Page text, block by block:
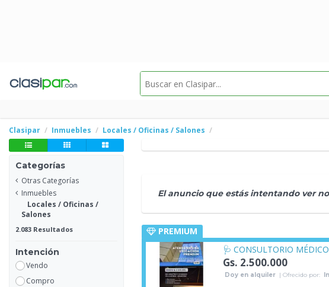
Clasipar Inmuebles Locales / Oficinas / Salones
Categorías
Otras Categorías
Inmuebles
Locales / Oficinas /
Salones
2.083 Resultados
Intención
Vendo
Compro
El anuncio que estás intentando ver
PREMIUM
🩺 CONSULTORIO
Gs. 2.500.000
Doy en alquiler | Ofrecido por: